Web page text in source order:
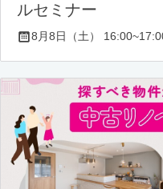
ルセミナー
8月8日（土）